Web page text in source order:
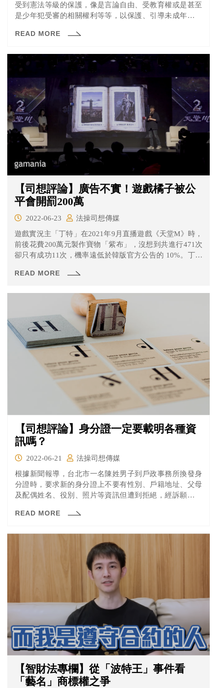
受到憲法等級的保護，像是言論自由、受教育權或是甚至
是少年犯受審的相關權利等等，以保護、引導未成年人們
READ MORE
【司想評論】廣告不實！遊戲橘子被公
平會開罰200萬
2022-06-23
法操司想傳媒
遊戲實況主「丁特」在2021年9月直播遊戲《天堂M》時，
前後花費200萬元製作寶物「紫布」，沒想到共進行471次
卻只有成功11次，機率遠低於韓版官方公告的 10%。丁特
與韓版一致」有極大落差，透過媒體不斷向橘子喊話並向
查，並在日前做出處分書，認定遊戲橘子確實有廣告不
實，依公平法開罰200萬元罰鍰。
READ MORE
【司想評論】身分證一定要載明各種資
訊嗎？
2022-06-21
法操司想傳媒
根據新聞報導，台北市一名陳姓男子到戶政事務所換發身
分證時，要求新的身分證上不要有性別、戶籍地址、父母
及配偶姓名、役別、照片等資訊但遭到拒絕，經訴願也不
READ MORE
【智財法專欄】從「波特王」事件看
「藝名」商標權之爭